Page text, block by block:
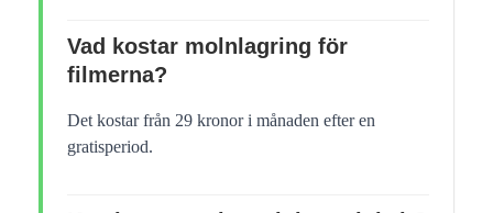
Vad kostar molnlagring för
filmerna?
Det kostar från 29 kronor i månaden efter en
gratisperiod.